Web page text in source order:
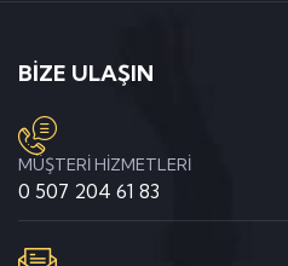
BİZE ULAŞIN
MÜŞTERİ HİZMETLERİ
0 507 204 61 83